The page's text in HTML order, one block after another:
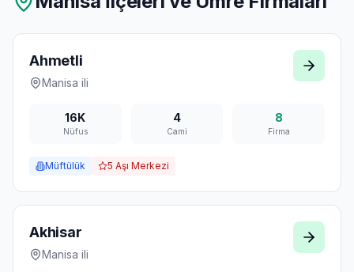
Ahmetli
Manisa ili
16K
Nüfus
4
Cami
8
Firma
Müftülük 5 Aşı Merkezi
Akhisar
Manisa ili